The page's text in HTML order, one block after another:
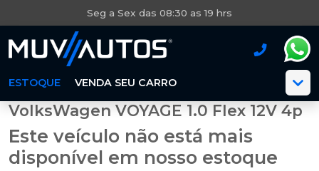
Seg a Sex das 08:30 as 19 hrs
ESTOQUE VENDA SEU CARRO
VolksWagen VOYAGE 1.0 Flex 12V 4p
Este veículo não está mais
disponível em nosso estoque